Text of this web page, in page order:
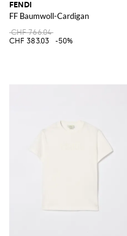
FENDI
FF Baumwoll-Cardigan
CHF 766.04
CHF 383.03
-50%